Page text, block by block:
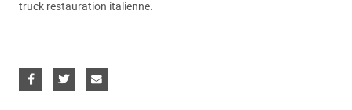
truck restauration italienne.